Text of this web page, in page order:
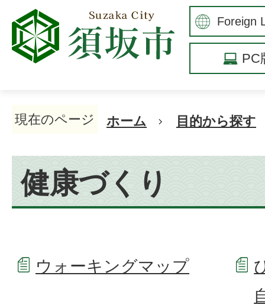
PC
現在のページ ホーム 目的から探す
健康づくり
ウォーキングマップ